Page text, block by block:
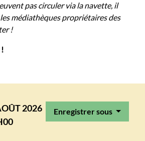
pas circuler via la navette, il
médiathèques propriétaires des
!
2026
Enregistrer sous